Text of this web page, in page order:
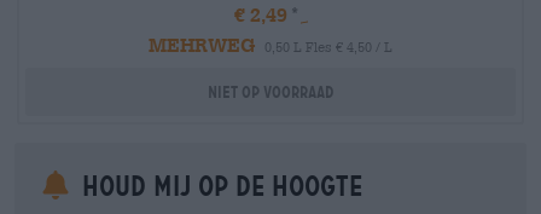
€ 2,49
MEHRWEG
0,50 L Fles € 4,50 / L
Niet op voorraad
Houd mij op de hoogte